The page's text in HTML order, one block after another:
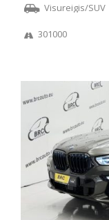
Visureigis/SUV
301000
58